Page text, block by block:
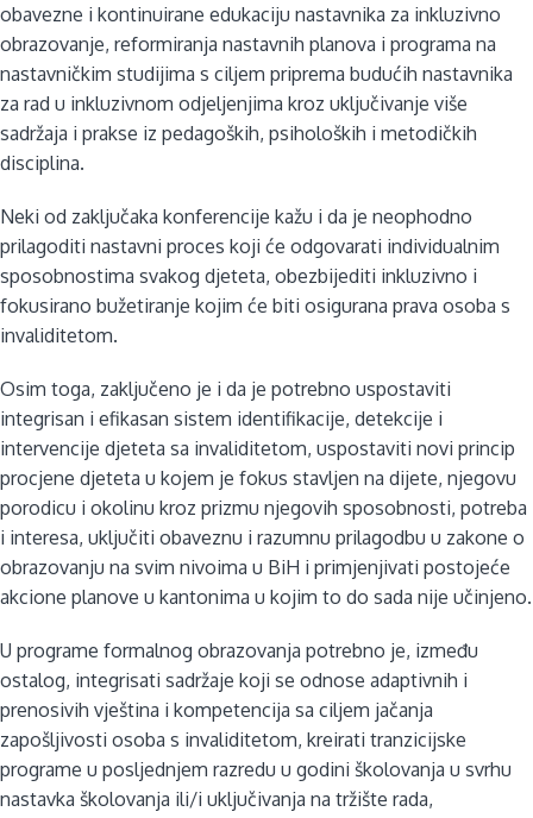
obavezne i kontinuirane edukaciju nastavnika za inkluzivno
obrazovanje, reformiranja nastavnih planova i programa na
nastavničkim studijima s ciljem priprema budućih nastavnika
za rad u inkluzivnom odjeljenjima kroz uključivanje više
sadržaja i prakse iz pedagoških, psiholoških i metodičkih
disciplina.
Neki od zaključaka konferencije kažu i da je neophodno
prilagoditi nastavni proces koji će odgovarati individualnim
sposobnostima svakog djeteta, obezbijediti inkluzivno i
fokusirano bužetiranje kojim će biti osigurana prava osoba s
invaliditetom.
Osim toga, zaključeno je i da je potrebno uspostaviti
integrisan i efikasan sistem identifikacije, detekcije i
intervencije djeteta sa invaliditetom, uspostaviti novi princip
procjene djeteta u kojem je fokus stavljen na dijete, njegovu
porodicu i okolinu kroz prizmu njegovih sposobnosti, potreba
i interesa, uključiti obaveznu i razumnu prilagodbu u zakone o
obrazovanju na svim nivoima u BiH i primjenjivati postojeće
akcione planove u kantonima u kojim to do sada nije učinjeno.
U programe formalnog obrazovanja potrebno je, između
ostalog, integrisati sadržaje koji se odnose adaptivnih i
prenosivih vještina i kompetencija sa ciljem jačanja
zapošljivosti osoba s invaliditetom, kreirati tranzicijske
programe u posljednjem razredu u godini školovanja u svrhu
nastavka školovanja ili/i uključivanja na tržište rada,